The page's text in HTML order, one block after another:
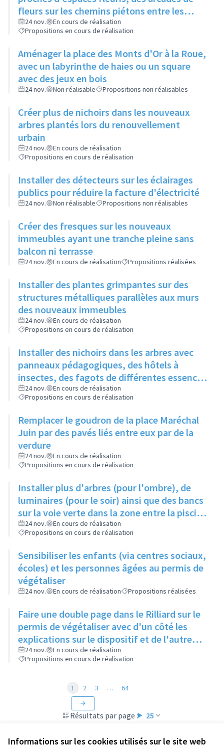
Informations sur les cookies utilisés sur le site web
fleurs sur les chemins piétons entre les
immeubles
24 nov.
En cours de réalisation
Propositions en cours de réalisation
Aménager la place des Monts d'Or à la Roue,
avec un labyrinthe de haies ou un square
avec des jeux en bois
24 nov. Non réalisable Propositions non réalisables
Créer plus de nichoirs dans les nouveaux
arbres plantés lors du renouvellement
urbain
24 nov.
En cours de réalisation
Propositions en cours de réalisation
Installer des détecteurs sur les éclairages
publics pour réduire la facture d'électricité
24 nov. Non réalisable Propositions non réalisables
Créer des fresques sur les nouveaux
immeubles ayant une tranche pleine sans
balcon ni terrasse
24 nov. En cours de réalisation Propositions réalisées
Installer des plantes grimpantes sur des
structures métalliques parallèles aux murs
des nouveaux immeubles
24 nov.
En cours de réalisation
Propositions en cours de réalisation
Installer des nichoirs dans les arbres avec
panneaux pédagogiques, des hôtels à
insectes, des fagots de différentes essences
pour stimuler la biodiversité sur la place du
Château à la Roue
24 nov.
En cours de réalisation
Propositions en cours de réalisation
Remplacer le goudron de la place Maréchal
Juin par des pavés liés entre eux par de la
verdure
24 nov.
En cours de réalisation
Propositions en cours de réalisation
Installer plus d'arbres (pour l'ombre), de
luminaires (pour le soir) ainsi que des bancs
sur la voie verte dans la zone entre la piscine
et la rue de l'Industrie
24 nov.
En cours de réalisation
Propositions en cours de réalisation
Sensibiliser les enfants (via centres sociaux,
écoles) et les personnes âgées au permis de
végétaliser
24 nov. En cours de réalisation Propositions réalisées
Faire une double page dans le Rilliard sur le
permis de végétaliser avec d'un côté les
explications sur le dispositif et de l'autre
côté des exemples concrets de lieux à
investir
24 nov.
En cours de réalisation
Propositions en cours de réalisation
Résultats par page : 25
1 2 3 … 64